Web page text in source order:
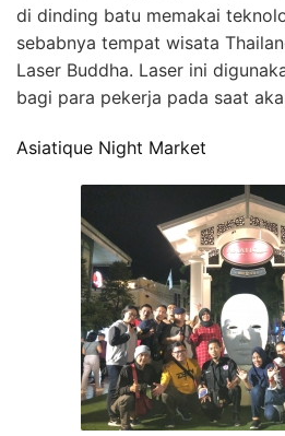
di dinding batu memakai
sebabnya tempat wisata
Laser Buddha. Laser ini
bagi para pekerja pada saat
Asiatique Night Market